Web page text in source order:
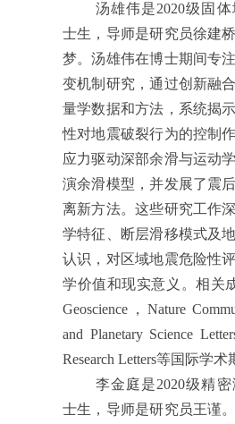
汤雄伟是2020级固
士生，导师是研究员徐建
梦。汤雄伟在博士期间专
变机制研究，通过创新融
量学数据和方法，系统揭
性对地震破裂行为的控制
应力驱动深部余滑与运动
演余滑模型，并发展了震
离新方法。这些研究工作
学特征、断层滑移模式及
认识，对区域地震危险性
学价值和现实意义。相关
Geoscience，Nature
and Planetary Science
Research Letters等国际学术
李金庭是2020级精
士生，导师是研究员王谨